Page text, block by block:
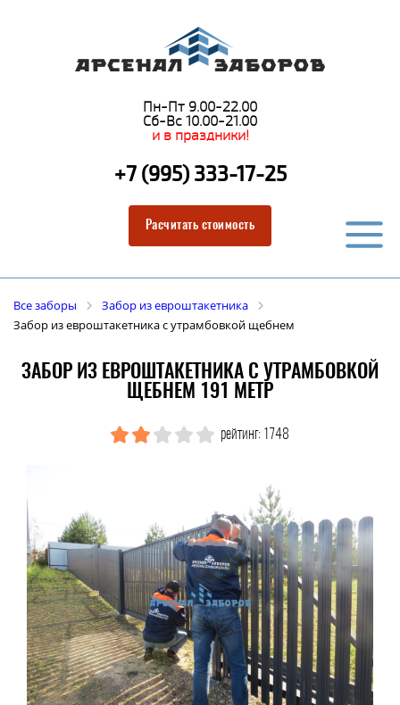
Пн-Пт 9.00-22.00
Сб-Вс 10.00-21.00
и в праздники!
+7 (995) 333-17-25
Расчитать стоимость
Все заборы
Забор из евроштакетника
Забор из евроштакетника с утрамбовкой щебнем
ЗАБОР ИЗ ЕВРОШТАКЕТНИКА С УТРАМБОВКОЙ
ЩЕБНЕМ 191 МЕТР
рейтинг: 1748